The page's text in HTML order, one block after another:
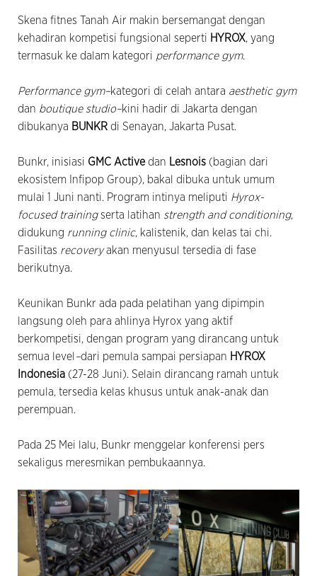
Skena fitnes Tanah Air makin bersemangat dengan
kehadiran kompetisi fungsional seperti HYROX, yang
termasuk ke dalam kategori performance gym.
Performance gym–kategori di celah antara aesthetic gym
dan boutique studio–kini hadir di Jakarta dengan
dibukanya BUNKR di Senayan, Jakarta Pusat.
Bunkr, inisiasi GMC Active dan Lesnois (bagian dari
ekosistem Infipop Group), bakal dibuka untuk umum
mulai 1 Juni nanti. Program intinya meliputi Hyrox-
focused trainingserta latihan strength and conditioning,
didukung running clinic, kalistenik, dan kelas tai chi.
Fasilitas recoveryakan menyusul tersedia di fase
berikutnya.
Keunikan Bunkr ada pada pelatihan yang dipimpin
langsung oleh para ahlinya Hyrox yang aktif
berkompetisi, dengan program yang dirancang untuk
semua level –dari pemula sampai persiapan HYROX
Indonesia (27-28 Juni). Selain dirancang ramah untuk
pemula, tersedia kelas khusus untuk anak-anak dan
perempuan.
Pada 25 Mei lalu, Bunkr menggelar konferensi pers
sekaligus meresmikan pembukaannya.